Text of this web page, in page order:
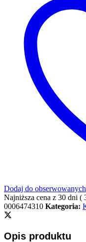
Dodaj do obserwowanych
Najniższa cena z 30 dni (
0006474310 Kategoria:
Opis produktu